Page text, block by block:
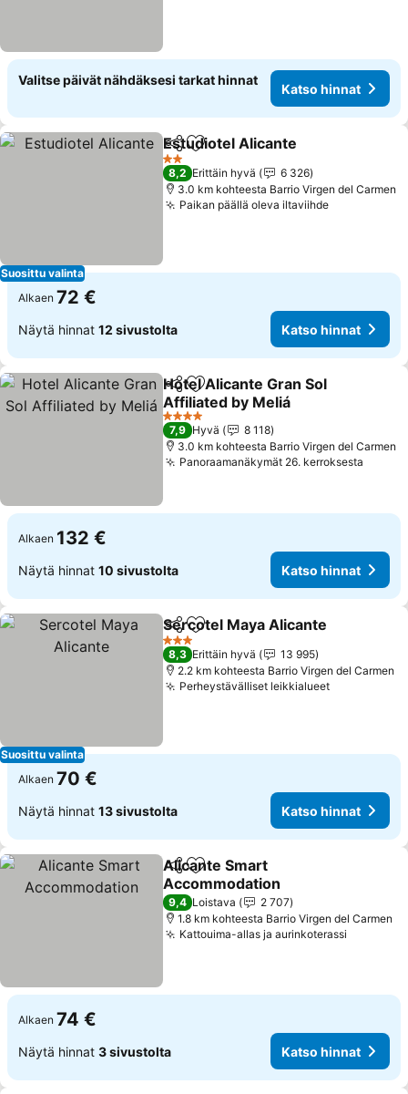
Valitse päivät nähdäksesi tarkat hinnat
Katso hinnat
Suosittu valinta
Jaa Lisää suosikkeihin
Estudiotel Alicante
2 Tähtiluokitus
8,2 Erittäin hyvä
6 326
3.0 km kohteesta Barrio Virgen del Carmen
Paikan päällä oleva iltaviihde
Alkaen 72 €
Näytä hinnat 12 sivustolta Katso hinnat
Jaa Lisää suosikkeihin
Hotel Alicante Gran Sol
Affiliated by Meliá
4 Tähtiluokitus
7,9 Hyvä
8 118
3.0 km kohteesta Barrio Virgen del Carmen
Panoraamanäkymät 26. kerroksesta
Alkaen 132 €
Näytä hinnat 10 sivustolta Katso hinnat
Suosittu valinta
Jaa Lisää suosikkeihin
Sercotel Maya Alicante
3 Tähtiluokitus
8,3 Erittäin hyvä
13 995
2.2 km kohteesta Barrio Virgen del Carmen
Perheystävälliset leikkialueet
Alkaen 70 €
Näytä hinnat 13 sivustolta Katso hinnat
Jaa Lisää suosikkeihin
Alicante Smart
Accommodation
9,4 Loistava
2 707
1.8 km kohteesta Barrio Virgen del Carmen
Kattouima-allas ja aurinkoterassi
Alkaen 74 €
Näytä hinnat 3 sivustolta Katso hinnat